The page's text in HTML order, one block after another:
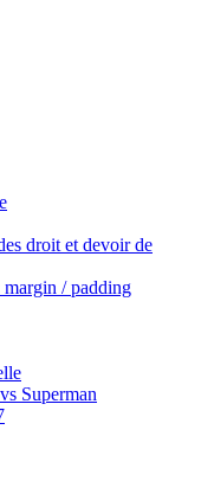
droit et devoir de
margin / padding
Superman